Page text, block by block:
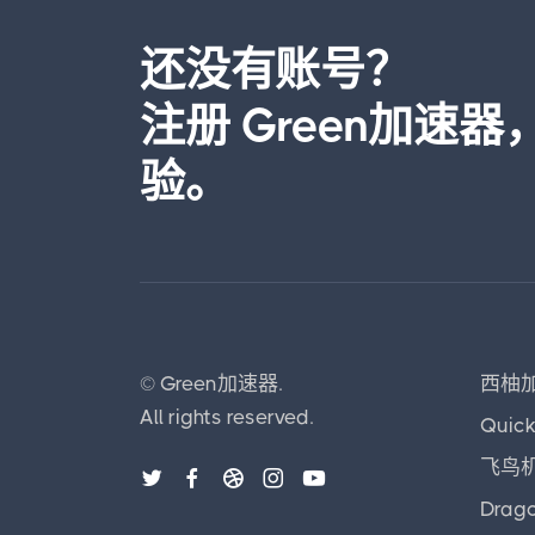
还没有账号？
注册 Green加速器
验。
© Green加速器.
All rights reserved.
西柚
飞鸟